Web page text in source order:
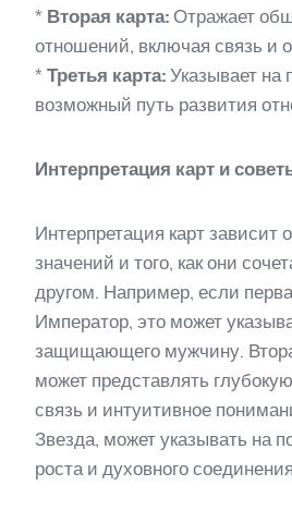
* Вторая карта: Отражает
отношений, включая связь и
* Третья карта: Указывает на
возможный путь развития
Интерпретация карт и
Интерпретация карт зависит
значений и того, как они
другом. Например, если
Император, это может
защищающего мужчину.
может представлять
связь и интуитивное
Звезда, может указывать на
роста и духовного